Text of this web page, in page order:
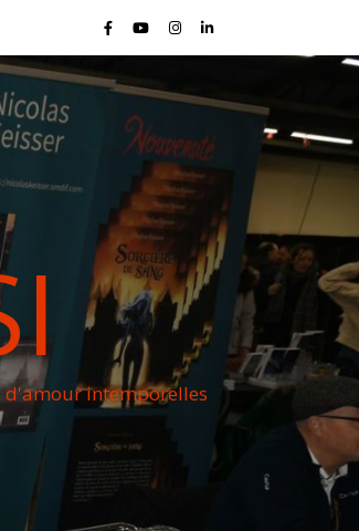
d'amour intemporelles